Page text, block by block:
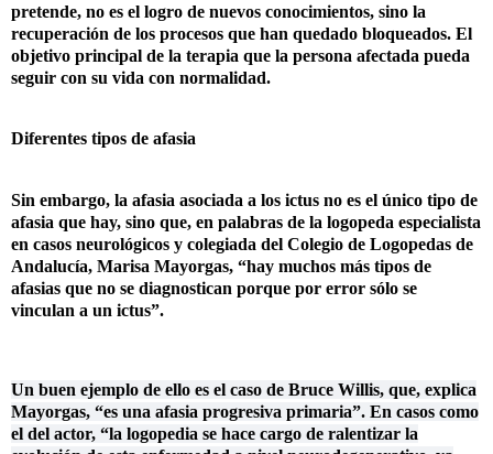
pretende, no es el logro de nuevos conocimientos, sino la
recuperación de los procesos que han quedado bloqueados. El
objetivo principal de la terapia que la persona afectada pueda
seguir con su vida con normalidad.
Diferentes tipos de afasia
Sin embargo, la afasia asociada a los ictus no es el único tipo de
afasia que hay, sino que, en palabras de la logopeda especialista
en casos neurológicos y colegiada del Colegio de Logopedas de
Andalucía, Marisa Mayorgas, “hay muchos más tipos de
afasias que no se diagnostican porque por error sólo se
vinculan a un ictus”.
Un buen ejemplo de ello es el caso de Bruce Willis, que, explica
Mayorgas, “es una afasia progresiva primaria”. En casos como
el del actor, “la logopedia se hace cargo de ralentizar la